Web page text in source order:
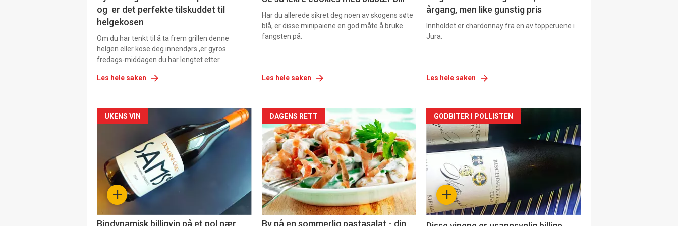
og er det perfekte tilskuddet til
helgekosen
Om du har tenkt til å ta frem grillen denne
helgen eller kose deg innendørs ,er gyros
fredags-middagen du har lengtet etter.
Les hele saken
Har du allerede sikret deg noen av skogens søte
blå, er disse minipaiene en god måte å bruke
fangsten på.
Les hele saken
årgang, men like gunstig pris
Innholdet er chardonnay fra en av toppcruene i
Jura.
Les hele saken
Forsiden
akkurat
nå
-
+
UKENS VIN
Biodynamisk billigvin på et pol nær
Forsiden
akkurat
nå
-
5
DAGENS RETT
By på en sommerlig pastasalat - din
Forsiden
akkurat
nå
6 +
GODBITER I POLLISTEN